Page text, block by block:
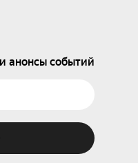
анонсы событий